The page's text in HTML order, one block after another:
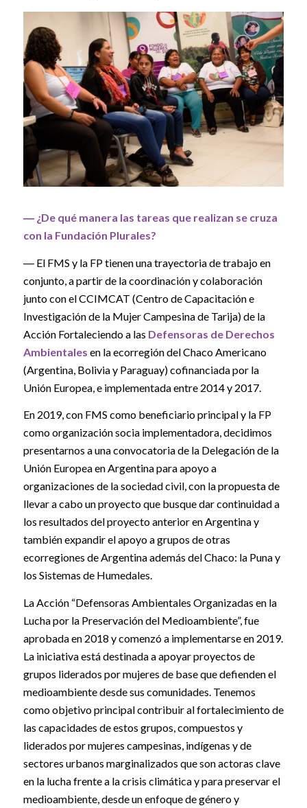
― ¿De qué manera las tareas que realizan se cruza
con la Fundación Plurales?
― El FMS y la FP tienen una trayectoria de trabajo en
conjunto, a partir de la coordinación y colaboración
junto con el CCIMCAT (Centro de Capacitación e
Investigación de la Mujer Campesina de Tarija) de la
Acción Fortaleciendo a las Defensoras de Derechos
Ambientales en la ecorregión del Chaco Americano
(Argentina, Bolivia y Paraguay) cofinanciada por la
Unión Europea, e implementada entre 2014 y 2017.
En 2019, con FMS como beneficiario principal y la FP
como organización socia implementadora, decidimos
presentarnos a una convocatoria de la Delegación de la
Unión Europea en Argentina para apoyo a
organizaciones de la sociedad civil, con la propuesta de
llevar a cabo un proyecto que busque dar continuidad a
los resultados del proyecto anterior en Argentina y
también expandir el apoyo a grupos de otras
ecorregiones de Argentina además del Chaco: la Puna y
los Sistemas de Humedales.
La Acción “Defensoras Ambientales Organizadas en la
Lucha por la Preservación del Medioambiente”, fue
aprobada en 2018 y comenzó a implementarse en 2019.
La iniciativa está destinada a apoyar proyectos de
grupos liderados por mujeres de base que defienden el
medioambiente desde sus comunidades. Tenemos
como objetivo principal contribuir al fortalecimiento de
las capacidades de estos grupos, compuestos y
liderados por mujeres campesinas, indígenas y de
sectores urbanos marginalizados que son actoras clave
en la lucha frente a la crisis climática y para preservar el
medioambiente, desde un enfoque de género y